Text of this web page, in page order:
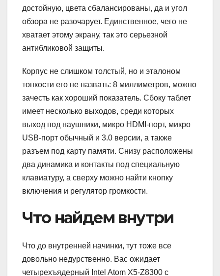
достойную, цвета сбалансированы, да и угол
обзора не разочарует. Единственное, чего не
хватает этому экрану, так это серьезной
антибликовой защиты.
Корпус не слишком толстый, но и эталоном
тонкости его не назвать: 8 миллиметров, можно
зачесть как хороший показатель. Сбоку таблет
имеет несколько выходов, среди которых
выход под наушники, микро HDMI-порт, микро
USB-порт обычный и 3.0 версии, а также
разъем под карту памяти. Снизу расположены
два динамика и контакты под специальную
клавиатуру, а сверху можно найти кнопку
включения и регулятор громкости.
Что найдем внутри
Что до внутренней начинки, тут тоже все
довольно недурственно. Вас ожидает
четырехъядерный Intel Atom X5-Z8300 с